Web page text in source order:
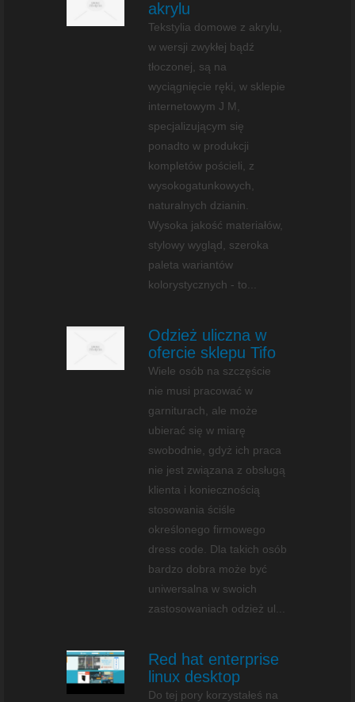
akrylu
Tekstylia domowe z akrylu,
w wersji zwykłej bądź
tłoczonej, są na
wyciągnięcie ręki, w sklepie
internetowym J M,
specjalizującym się
ponadto w produkcji
kompletów pościeli, z
wysokogatunkowych,
naturalnych dzianin.
Wysoka jakość materiałów,
stylowy wygląd, szeroka
paleta wariantów
kolorystycznych - to...
Odzież uliczna w
ofercie sklepu Tifo
Wiele osób na szczęście
nie musi pracować w
garniturach, ale może
ubierać się w miarę
swobodnie, gdyż ich praca
nie jest związana z obsługą
klienta i koniecznością
stosowania ściśle
określonego firmowego
dress code. Dla takich osób
bardzo dobra może być
uniwersalna w swoich
zastosowaniach odzież ul...
Red hat enterprise
linux desktop
Do tej pory korzystałeś na